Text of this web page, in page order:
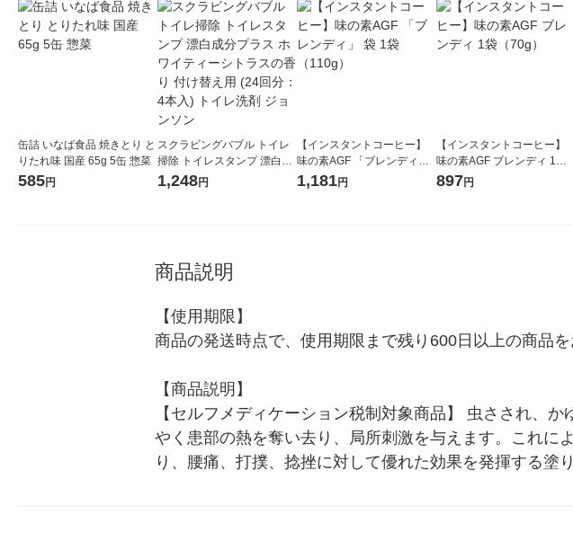
缶詰 いなば食品 焼きとり と
りたれ味 国産 65g 5缶 惣菜
585円
スクラビングバブル トイレ
掃除 トイレスタンプ 漂白成
分プラス ホワイティーシト
1,248円
【インスタントコーヒー】
味の素AGF 「ブレンディ」
袋 1袋（110g）
1,181円
【インスタントコーヒー】
味の素AGF ブレンディ 1袋
（70g）
897円
商品説明
【使用期限】
商品の発送時点で、使用期限まで残り600日以上の商品を
【商品説明】
【セルフメディケーション税制対象商品】 虫さされ、
やく患部の熱を奪い去り、局所刺激を与えます。これに
り、腰痛、打撲、捻挫に対して優れた効果を発揮する塗